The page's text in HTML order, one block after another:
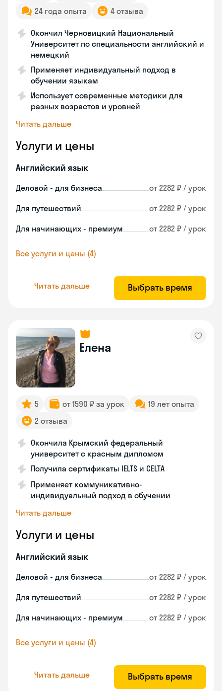
24 года опыта
4 отзыва
Окончил Черновицкий Национальный
Университет по специальности английский и
немецкий
Применяет индивидуальный подход в
обучении языкам
Использует современные методики для
разных возрастов и уровней
Читать дальше
Услуги и цены
Английский язык
Деловой - для бизнеса от 2282 ₽ / урок
Для путешествий от 2282 ₽ / урок
Для начинающих - премиум от 2282 ₽ / урок
Все услуги и цены (4)
Читать дальше Выбрать время
Елена
5 от 1590 ₽ за урок
19 лет опыта
2 отзыва
Окончила Крымский федеральный
университет с красным дипломом
Получила сертификаты IELTS и CELTA
Применяет коммуникативно-
индивидуальный подход в обучении
Читать дальше
Услуги и цены
Английский язык
Деловой - для бизнеса от 2282 ₽ / урок
Для путешествий от 2282 ₽ / урок
Для начинающих - премиум от 2282 ₽ / урок
Все услуги и цены (4)
Читать дальше Выбрать время